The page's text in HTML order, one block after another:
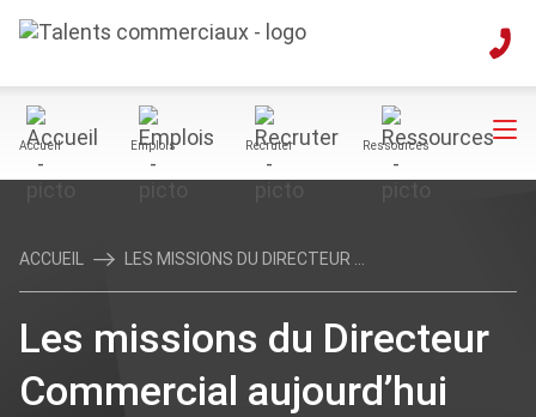
Accueil Emplois Recruter Ressources
ACCUEIL LES MISSIONS DU DIRECTEUR ...
Les missions du Directeur
Commercial aujourd’hui